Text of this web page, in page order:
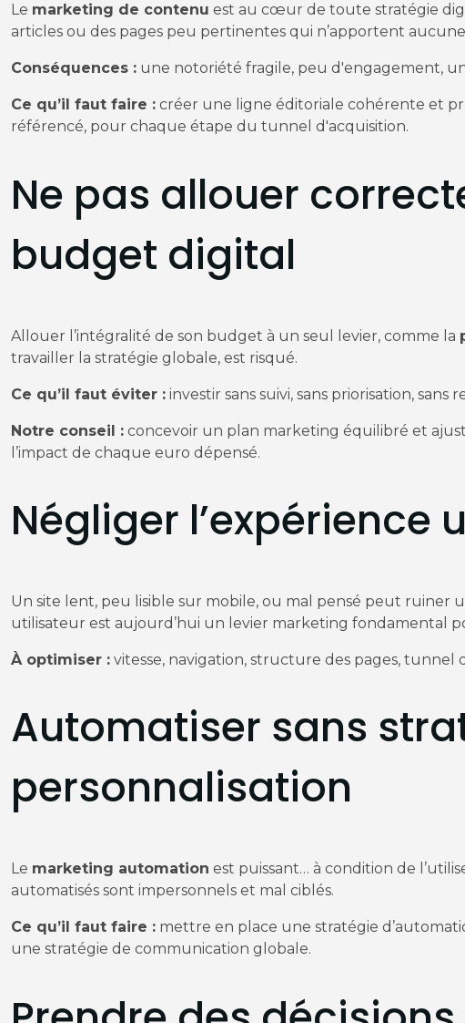
Le marketing de contenu est au cœur de toute stratégie
articles ou des pages peu pertinentes qui n’apportent
Conséquences : une notoriété fragile, peu d'engagement,
Ce qu’il faut faire : créer une ligne éditoriale cohérente et
référencé, pour chaque étape du tunnel d'acquisition.
Ne pas allouer
budget digital
Allouer l’intégralité de son budget à un seul levier, comme la
travailler la stratégie globale, est risqué.
Ce qu’il faut éviter : investir sans suivi, sans priorisation, sans
Notre conseil : concevoir un plan marketing équilibré et
l’impact de chaque euro dépensé.
Négliger l’expérience
Un site lent, peu lisible sur mobile, ou mal pensé peut ruiner
utilisateur est aujourd’hui un levier marketing fondamental
À optimiser : vitesse, navigation, structure des pages, tunnel
Automatiser sans
personnalisation
Le marketing automation est puissant… à condition de
automatisés sont impersonnels et mal ciblés.
Ce qu’il faut faire : mettre en place une stratégie
une stratégie de communication globale.